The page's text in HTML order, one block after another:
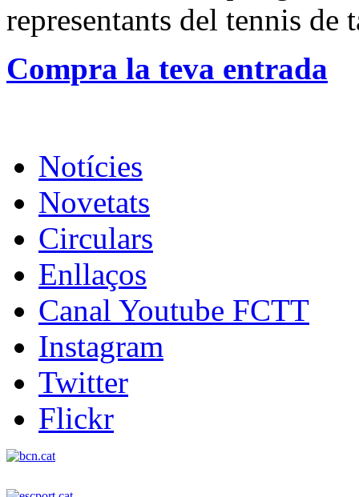
representants del tennis de
Compra la teva entrada
Notícies
Novetats
Circulars
Enllaços
Canal Youtube FCTT
Instagram
Twitter
Flickr